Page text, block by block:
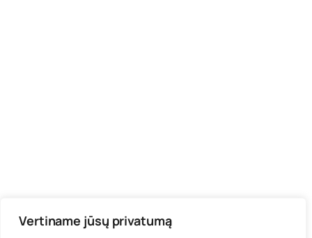
Vertiname jūsų privatumą